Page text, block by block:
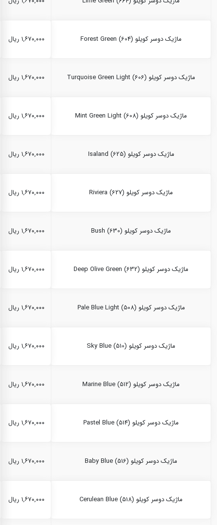
ماژیک دوسر کویلو Forest Green (604) ۱,۶۷۰,۰۰۰ ریال
ماژیک دوسر کویلو Turquoise Green Light (606) ۱,۶۷۰,۰۰۰ ریال
ماژیک دوسر کویلو Mint Green Light (608) ۱,۶۷۰,۰۰۰ ریال
ماژیک دوسر کویلو Isaland (625) ۱,۶۷۰,۰۰۰ ریال
ماژیک دوسر کویلو Riviera (627) ۱,۶۷۰,۰۰۰ ریال
ماژیک دوسر کویلو Bush (630) ۱,۶۷۰,۰۰۰ ریال
ماژیک دوسر کویلو Deep Olive Green (632) ۱,۶۷۰,۰۰۰ ریال
ماژیک دوسر کویلو Pale Blue Light (508) ۱,۶۷۰,۰۰۰ ریال
ماژیک دوسر کویلو Sky Blue (510) ۱,۶۷۰,۰۰۰ ریال
ماژیک دوسر کویلو Marine Blue (512) ۱,۶۷۰,۰۰۰ ریال
ماژیک دوسر کویلو Pastel Blue (514) ۱,۶۷۰,۰۰۰ ریال
ماژیک دوسر کویلو Baby Blue (516) ۱,۶۷۰,۰۰۰ ریال
ماژیک دوسر کویلو Cerulean Blue (518) ۱,۶۷۰,۰۰۰ ریال